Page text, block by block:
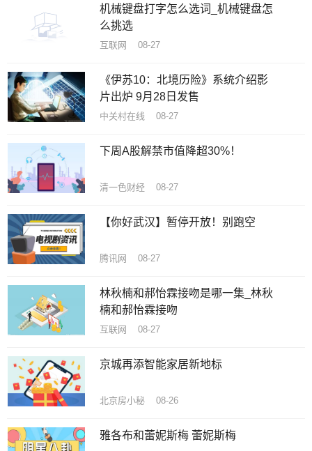
机械键盘打字怎么选词_机械键盘怎
么挑选
互联网 08-27
《伊苏10：北境历险》系统介绍影
片出炉 9月28日发售
中关村在线 08-27
下周A股解禁市值降超30%！
清一色财经 08-27
【你好武汉】暂停开放！别跑空
腾讯网 08-27
林秋楠和郝怡霖接吻是哪一集_林秋
楠和郝怡霖接吻
互联网 08-27
京城再添智能家居新地标
北京房小秘 08-26
雅各布和蕾妮斯梅 蕾妮斯梅